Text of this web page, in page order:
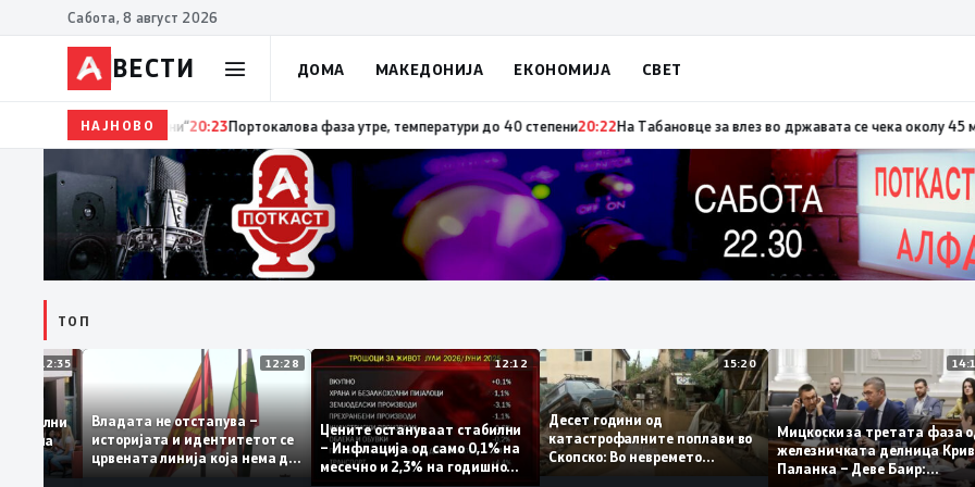
Сабота, 8 август 2026
ВЕСТИ ДОМА МАКЕДОНИЈА ЕКОНОМИЈА СВЕТ
НАЈНОВО20:24Сиљановска Давкова на Свечената академија по повод „30 години Општина Вевчани“20:23Портокалова фаза утре,
ТОП
12:35
задоволни
на
12:28
Владата не отстапува –
историјата и идентитетот се
црвената линија која нема да
се погази
12:12
Цените остануваат стабилни
– Инфлација од само 0,1% на
месечно и 2,3% на годишно
15:20
Десет години од
катастрофалните поплави во
Скопско: Во невремето
Мицкоски за третата
железничката делница
Паланка – Деве Баир: